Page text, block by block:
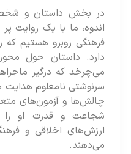
در بخش داستان و
اندوه، ما با یک روایت پر
فرهنگی روبرو هستیم که ریشه
دارد. داستان حول محور
می‌چرخد که درگیر
سرنوشتی نامعلوم هدایت
چالش‌ها و آزمون‌های متعددی
شجاعت و قدرت او را به
ارزش‌های اخلاقی و فرهنگی او
می‌دهند.